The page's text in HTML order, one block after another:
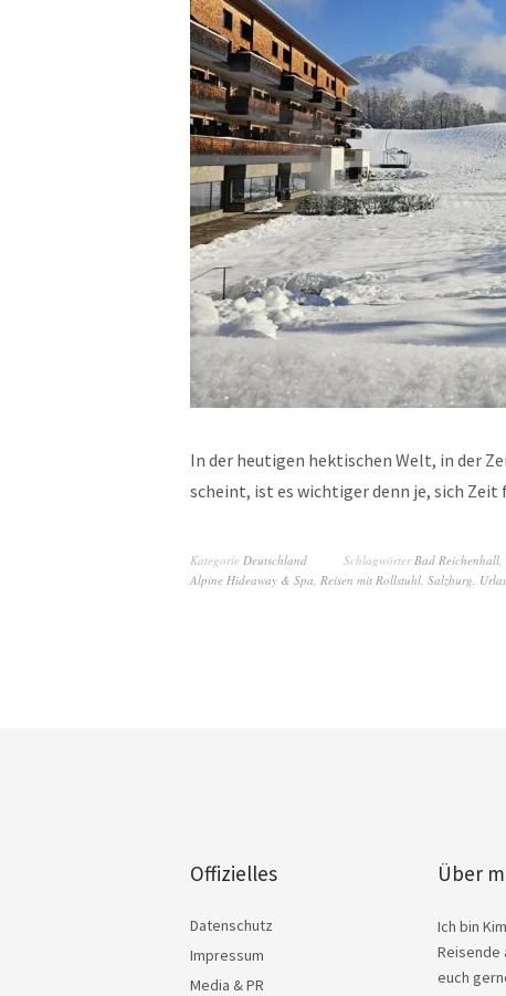
In der heutigen hektischen Welt, in der
scheint, ist es wichtiger denn je, sich
Kategorie Deutschland SchlagwörterBad Reichenhall,
Alpine Hideaway & Spa, Reisen mit Rollstuhl, Salzburg,
Offizielles
Datenschutz
Impressum
Media & PR
Über
Ich bin
Reisende
euch